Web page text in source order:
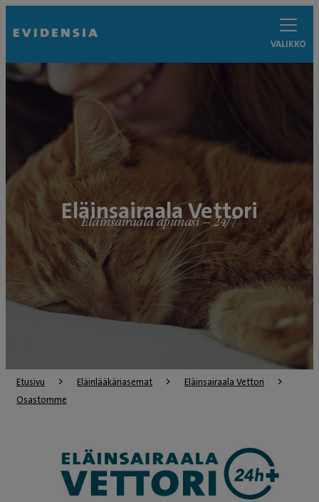
VALIKKO
Eläinsairaala Vettori
Eläinsairaala apunasi – 24/7
Etusivu Eläinlääkäriasemat
Eläinsairaala Vettori
Osastomme